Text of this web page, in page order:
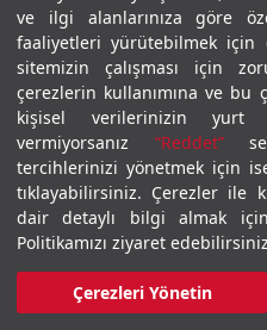
ve ilgi alanlarınıza göre
faaliyetleri yürütebilmek için
sitemizin çalışması için
çerezlerin kullanımına ve bu
kişisel verilerinizin yurt
vermiyorsanız “Reddet”
tercihlerinizi yönetmek için
tıklayabilirsiniz. Çerezler ile
dair detaylı bilgi almak
Politikamızı ziyaret
Çerezleri Yönetin
Hesap
Müşteri Hizmetleri
Erkek Popüler Kategoriler
Kadın Popüler Kategoriler
Kadın Jean Pantolon
Kadın Mont
Kadın Yelek
Kadın Sweatshirt
Kadın Ceket
Kadın Elbise